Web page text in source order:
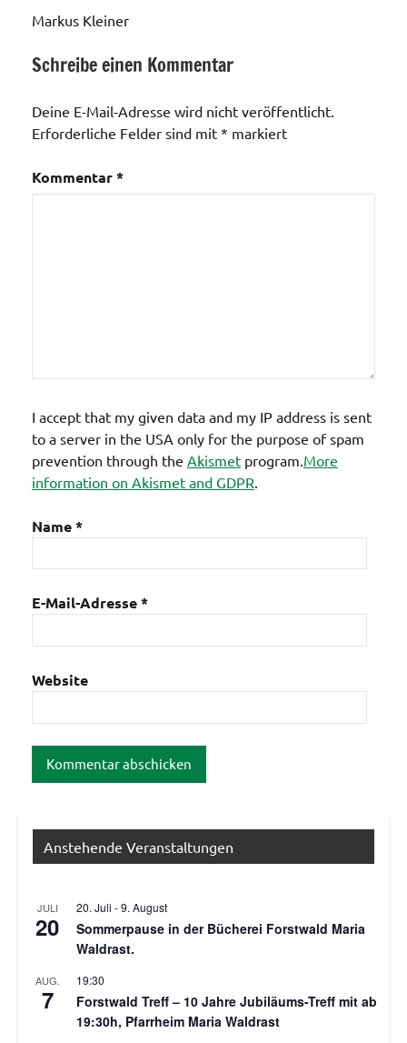
Markus Kleiner
Schreibe einen Kommentar
Deine E-Mail-Adresse wird nicht veröffentlicht.
Erforderliche Felder sind mit * markiert
Kommentar*
I accept that my given data and my IP address is sent
to a server in the USA only for the purpose of spam
prevention through the Akismet program. More
information on Akismet and GDPR
Name*
E-Mail-Adresse*
Website
Anstehende Veranstaltungen
JULI
20
20. Juli -9. August
Sommerpause in der Bücherei Forstwald Maria
Waldrast.
AUG.
7
19:30
Forstwald Treff – 10 Jahre Jubiläums-Treff mit ab
19:30h, Pfarrheim Maria Waldrast